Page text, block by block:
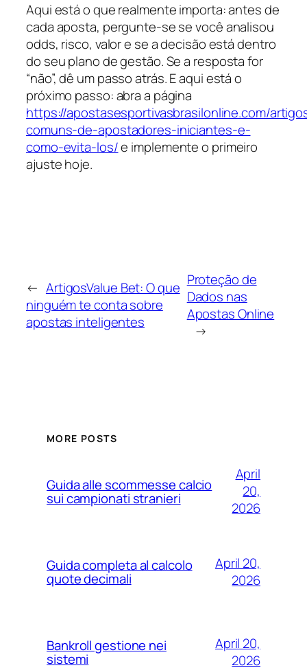
Aqui está o que realmente importa: antes de
cada aposta, pergunte-se se você analisou
odds, risco, valor e se a decisão está dentro
do seu plano de gestão. Se a resposta for
“não”, dê um passo atrás. E aqui está o
próximo passo: abra a página
https://apostasesportivasbrasilonline.com/
comuns-de-apostadores-iniciantes-e-
como-evita-los/e implemente o primeiro
ajuste hoje.
← ArtigosValue Bet: O que
ninguém te conta sobre
apostas inteligentes
Proteção de
Dados nas
Apostas Online
→
MORE POSTS
Guida alle scommesse calcio
sui campionati stranieri
April
20,
2026
Guida completa al calcolo
quote decimali
April 20,
2026
Bankroll gestione nei
sistemi
April 20,
2026